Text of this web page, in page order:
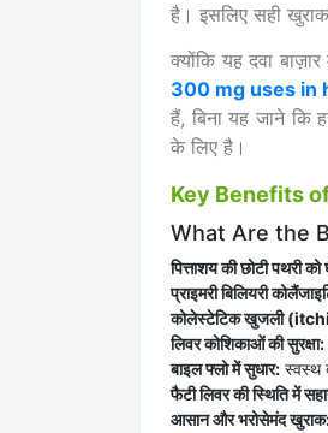
है। इसलिए सही
क्योंकि यह दवा
300 mg uses in
हैं, बिना यह जाने
के लिए है।
Key Benefits
What Are the
पित्ताशय की छोटी पथरी
प्राइमरी बिलियरी
कोलेस्टेटिक खुजली
लिवर कोशिकाओं की सुरक्षा:
बाइल फ्लो में सुधार: स्वस्थ
फैटी लिवर की स्थिति में
आसान और भरोसेमंद